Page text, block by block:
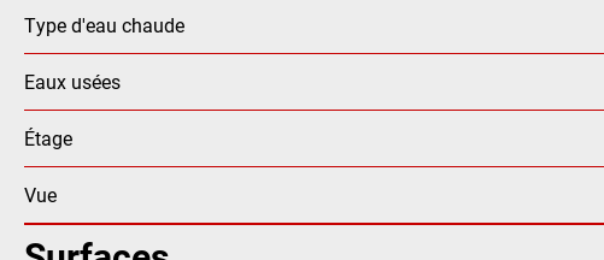
Type d'eau chaude
Eaux usées
Étage
Vue